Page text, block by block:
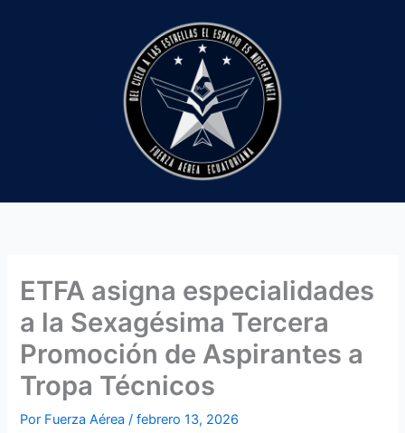
ETFA asigna especialidades
a la Sexagésima Tercera
Promoción de Aspirantes a
Tropa Técnicos
Por Fuerza Aérea/febrero 13, 2026